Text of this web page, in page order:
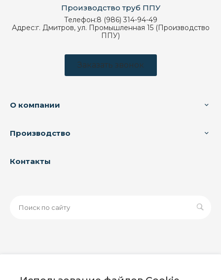
Производство труб ППУ
Телефон:8 (986) 314-94-49
Адрес:г. Дмитров, ул. Промышленная 15 (Производство
ППУ)
Заказать звонок
О компании
Производство
Контакты